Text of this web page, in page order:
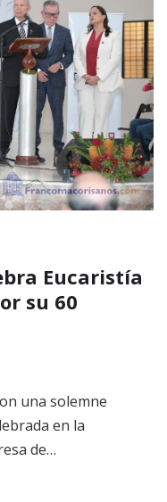
Eucaristía
su 60
una solemne
en la
de…